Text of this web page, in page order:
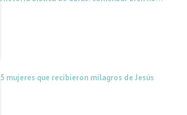
5 mujeres que recibieron milagros de Jesús